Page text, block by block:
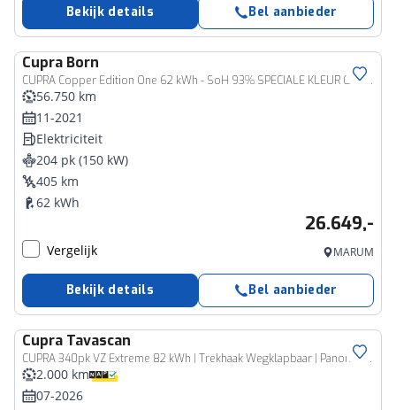
Bekijk details Bel aanbieder
Cupra Born
CUPRA Copper Edition One 62 kWh - SoH 93% SPECIALE KLEUR CAMERA
56.750 km
11-2021
Elektriciteit
204 pk (150 kW)
405 km
62 kWh
26.649,-
Vergelijk MARUM
Bekijk details Bel aanbieder
Cupra Tavascan
CUPRA 340pk VZ Extreme 82 kWh | Trekhaak Wegklapbaar | Panoramadak | Rondomzicht Camera
2.000 km
07-2026